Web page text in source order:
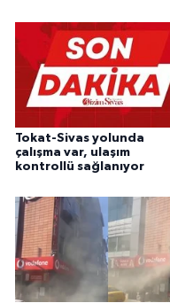
Tokat-Sivas yolunda
çalışma var, ulaşım
kontrollü sağlanıyor